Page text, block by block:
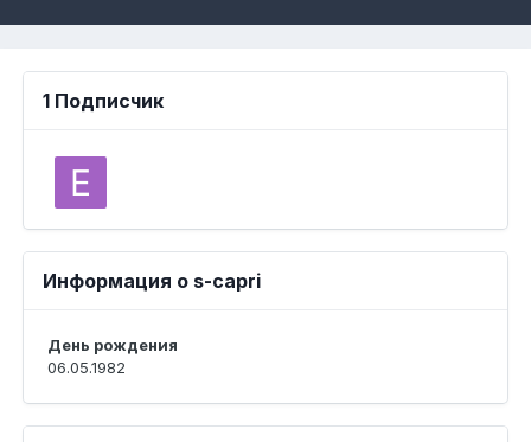
1 Подписчик
Информация о s-capri
День рождения
06.05.1982